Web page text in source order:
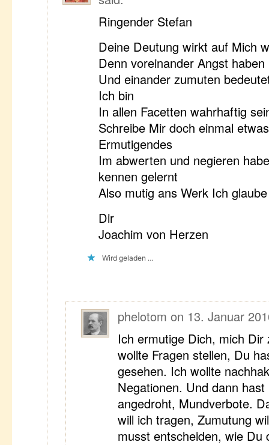
Ringender Stefan
Deine Deutung wirkt auf Mich
Denn voreinander Angst
Und einander zumuten
Ich bin
In allen Facetten wahrhaftig
Schreibe Mir doch einmal
Ermutigendes
Im abwerten und negieren
kennen gelernt
Also mutig ans Werk Ich
Dir
Joachim von Herzen
Wird geladen …
phelotom on 13. Januar
Ich ermutige Dich, mich Dir
wollte Fragen stellen, Du
gesehen. Ich wollte
Negationen. Und dann
angedroht, Mundverbote.
will ich tragen, Zumutung
musst entscheiden, wie Du